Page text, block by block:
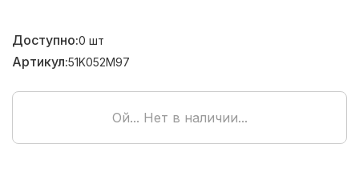
Доступно:0 шт
Артикул:51K052M97
Ой... Нет в наличии...